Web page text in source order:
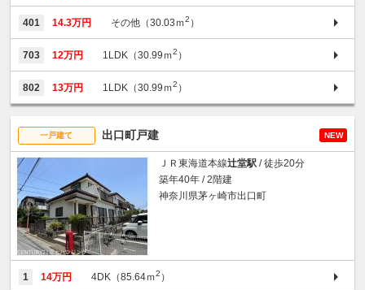
401 14.3万円 その他（30.03ｍ2 ）
703 12万円 1LDK（30.99ｍ2 ）
802 13万円 1LDK（30.99ｍ2 ）
一戸建て 出口町戸建 NEW
ＪＲ東海道本線辻堂駅 / 徒歩20分
築年40年 / 2階建
神奈川県茅ヶ崎市出口町
1 14万円 4DK（85.64ｍ2 ）